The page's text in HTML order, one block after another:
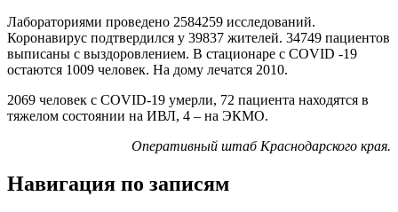
Лабораториями проведено 2584259 исследований.
Коронавирус подтвердился у 39837 жителей. 34749 пациентов
выписаны с выздоровлением. В стационаре с COVID -19
остаются 1009 человек. На дому лечатся 2010.
2069 человек с COVID-19 умерли, 72 пациента находятся в
тяжелом состоянии на ИВЛ, 4 – на ЭКМО.
Оперативный штаб Краснодарского края.
Навигация по записям